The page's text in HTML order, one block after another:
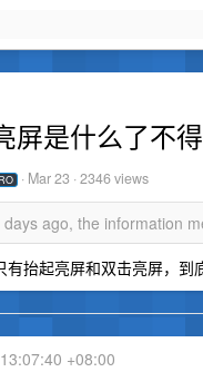
屏是什么了不得
· Mar 23 · 2346 views
ago, the information
抬起亮屏和双击亮屏，到
+08:00